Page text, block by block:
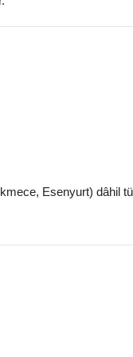
Esenyurt) dâhil